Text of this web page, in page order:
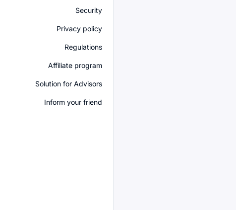
Security
Privacy policy
Regulations
Affiliate program
Solution for Advisors
Inform your friend